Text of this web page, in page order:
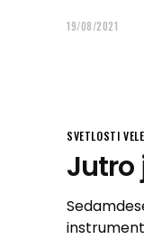
19/08/2021
SVETLOSTI
Jutro